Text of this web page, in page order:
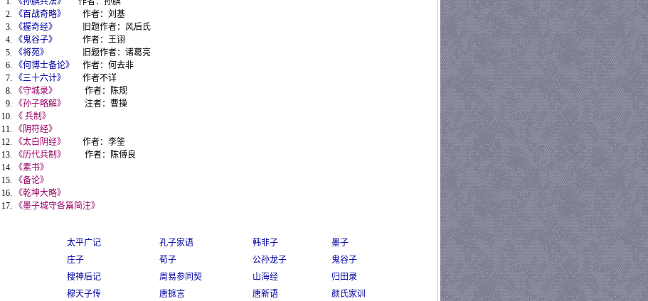
《百战奇略》
作者：刘基
《握奇经》
旧题作者：风后氏
《鬼谷子》
作者：王诩
《将苑》
旧题作者：诸葛亮
《何博士备论》
作者：何去非
《三十六计》
作者不详
《守城录》
作者：陈规
《孙子略解》
注者：曹操
《 兵制 》
《阴符经》
《太白阴经》
作者： 李筌
《历代兵制》
作者：陈傅良
《素书》
《备论》
《乾坤大略》
《墨子城守各篇简注》
太平广记 孔子家语 韩非子
墨子
庄子 荀子 公孙龙子
鬼谷子
搜神后记 周易参同契 山海经
归田录
穆天子传 唐摭言 唐新语
颜氏家训